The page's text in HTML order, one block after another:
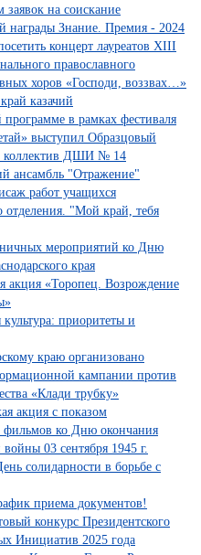
на соискание
награды Знание. Премия - 2024
концерт лауреатов XIII
православного
хоров «Господи, воззвах…»
казачий
в рамках фестиваля
выступил Образцовый
коллектив ДШИ № 14
ансамбль "Отражение"
работ учащихся
отделения. "Мой край, тебя
мероприятий ко Дню
края
акция «Торопец. Возрождение
приоритеты и
краю организовано
кампании против
«Клади трубку»
акция с показом
фильмов ко Дню окончания
03 сентября 1945 г.
солидарности в борьбе с
приема документов!
конкурс Президентского
Инициатив 2025 года